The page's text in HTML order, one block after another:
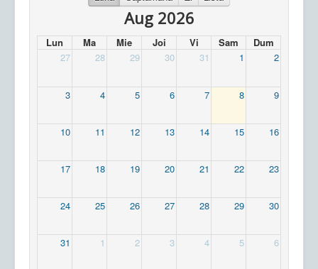
Aug 2026
Lun Ma Mie Joi Vi Sam
Dum
27
28 29 30 31 1 2
3 4 5 6 7 8 9
10 11 12 13 14 15 16
17 18 19 20 21 22 23
24 25 26 27 28 29 30
31 1 2 3 4 5 6